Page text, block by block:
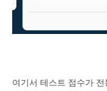
여기서 테스트 점수가